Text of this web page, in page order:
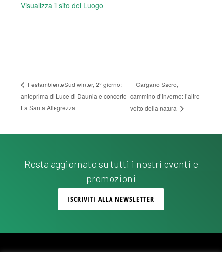
Visualizza il sito del Luogo
FestambienteSud winter, 2° giorno:
anteprima di Luce di Daunia e concerto
La Santa Allegrezza
Gargano Sacro,
cammino d’inverno: l’altro
volto della natura
Resta aggiornato su tutti i nostri eventi e
promozioni
ISCRIVITI ALLA NEWSLETTER